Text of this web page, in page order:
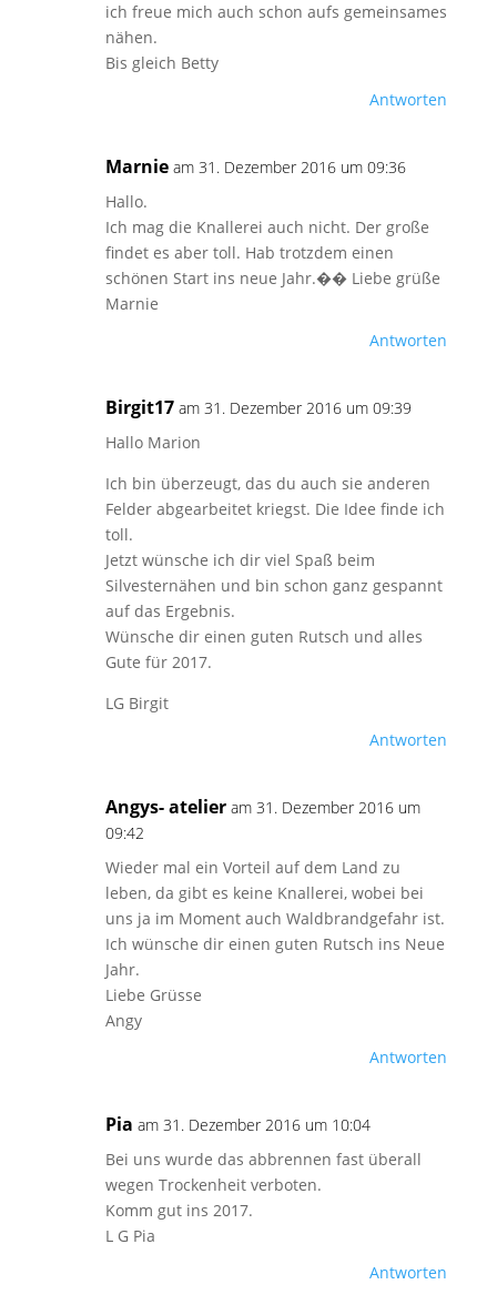
ich freue mich auch schon aufs gemeinsames
nähen.
Bis gleich Betty
Antworten
Marnie am 31. Dezember 2016 um 09:36
Hallo.
Ich mag die Knallerei auch nicht. Der große
findet es aber toll. Hab trotzdem einen
schönen Start ins neue Jahr.�� Liebe grüße
Marnie
Antworten
Birgit17 am 31. Dezember 2016 um 09:39
Hallo Marion
Ich bin überzeugt, das du auch sie anderen
Felder abgearbeitet kriegst. Die Idee finde ich
toll.
Jetzt wünsche ich dir viel Spaß beim
Silvesternähen und bin schon ganz gespannt
auf das Ergebnis.
Wünsche dir einen guten Rutsch und alles
Gute für 2017.
LG Birgit
Antworten
Angys- atelier am 31. Dezember 2016 um
09:42
Wieder mal ein Vorteil auf dem Land zu
leben, da gibt es keine Knallerei, wobei bei
uns ja im Moment auch Waldbrandgefahr ist.
Ich wünsche dir einen guten Rutsch ins Neue
Jahr.
Liebe Grüsse
Angy
Antworten
Pia am 31. Dezember 2016 um 10:04
Bei uns wurde das abbrennen fast überall
wegen Trockenheit verboten.
Komm gut ins 2017.
L G Pia
Antworten